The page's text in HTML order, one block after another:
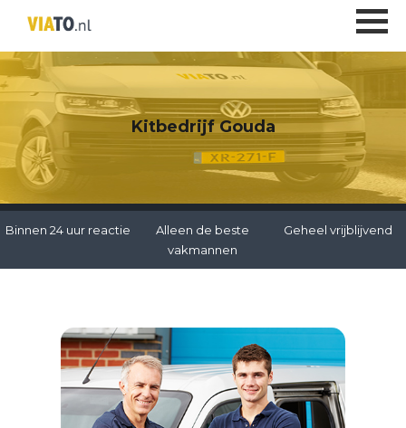
Kitbedrijf Gouda
Binnen 24 uur reactie
Alleen de beste
vakmannen
Geheel vrijblijvend